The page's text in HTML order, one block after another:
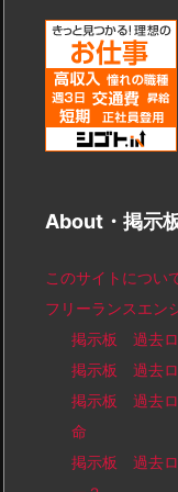
About・掲示
このサイトについ
フリーランスエ
掲示板 過去ロ
掲示板 過去
掲示板 過去
命
掲示板 過去